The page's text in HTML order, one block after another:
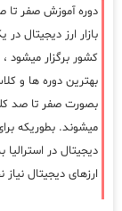
دوره آموزش صفر تا
بازار ارز دیجیتال
کشور برگزار میشود
بهترین دوره ها و
بصورت صفر تا صد
میشوند. بطوریکه
دیجیتال در
ارزهای دیجیتال